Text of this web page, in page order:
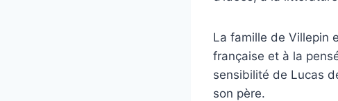
La famille de Villepin
française et à la
sensibilité de Lucas
son père.